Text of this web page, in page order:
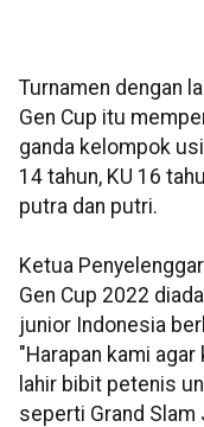
Turnamen dengan
Gen Cup itu
ganda kelompok
14 tahun, KU 16
putra dan putri.
Ketua
Gen Cup 2022
junior Indonesia
"Harapan kami
lahir bibit petenis
seperti Grand